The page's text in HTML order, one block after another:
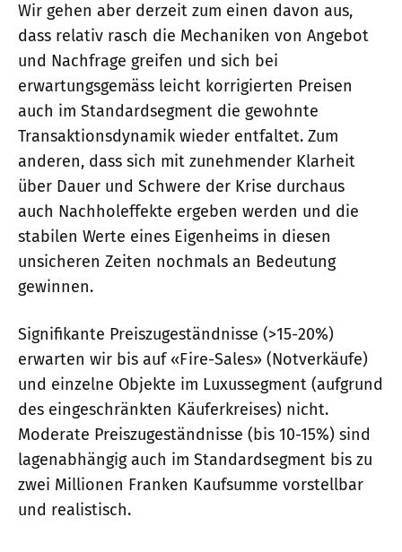
Wir gehen aber derzeit zum einen davon aus,
dass relativ rasch die Mechaniken von Angebot
und Nachfrage greifen und sich bei
erwartungsgemäss leicht korrigierten Preisen
auch im Standardsegment die gewohnte
Transaktionsdynamik wieder entfaltet. Zum
anderen, dass sich mit zunehmender Klarheit
über Dauer und Schwere der Krise durchaus
auch Nachholeffekte ergeben werden und die
stabilen Werte eines Eigenheims in diesen
unsicheren Zeiten nochmals an Bedeutung
gewinnen.
Signifikante Preiszugeständnisse (>15-20%)
erwarten wir bis auf «Fire-Sales» (Notverkäufe)
und einzelne Objekte im Luxussegment (aufgrund
des eingeschränkten Käuferkreises) nicht.
Moderate Preiszugeständnisse (bis 10-15%) sind
lagenabhängig auch im Standardsegment bis zu
zwei Millionen Franken Kaufsumme vorstellbar
und realistisch.